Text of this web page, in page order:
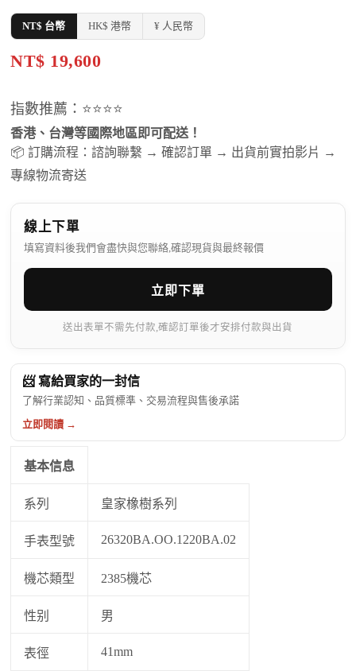
NT$ 台幣 HK$ 港幣 ¥ 人民幣
NT$ 19,600
指數推薦：⭐⭐⭐⭐
香港、台灣等國際地區即可配送！
📦 訂購流程：諮詢聯繫 → 確認訂單 → 出貨前實拍影片 →
專線物流寄送
線上下單
填寫資料後我們會盡快與您聯絡,確認現貨與最終報價
立即下單
送出表單不需先付款,確認訂單後才安排付款與出貨
📨 寫給買家的一封信
了解行業認知、品質標準、交易流程與售後承諾
立即閱讀 →
基本信息
系列 皇家橡樹系列
手表型號 26320BA.OO.1220BA.02
機芯類型 2385機芯
性别 男
表徑 41mm